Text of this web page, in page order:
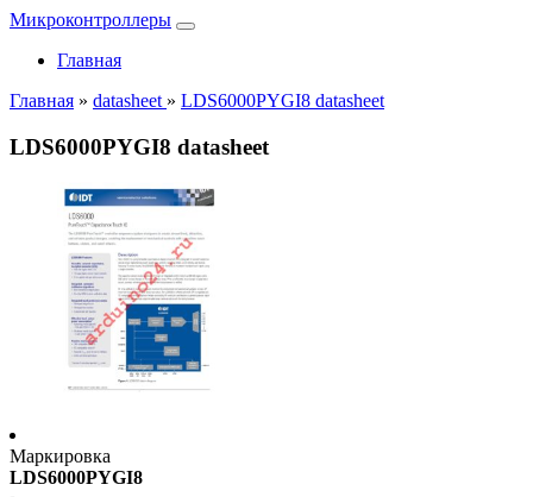
Микроконтроллеры
Главная
Главная » datasheet » LDS6000PYGI8 datasheet
LDS6000PYGI8 datasheet
Маркировка
LDS6000PYGI8